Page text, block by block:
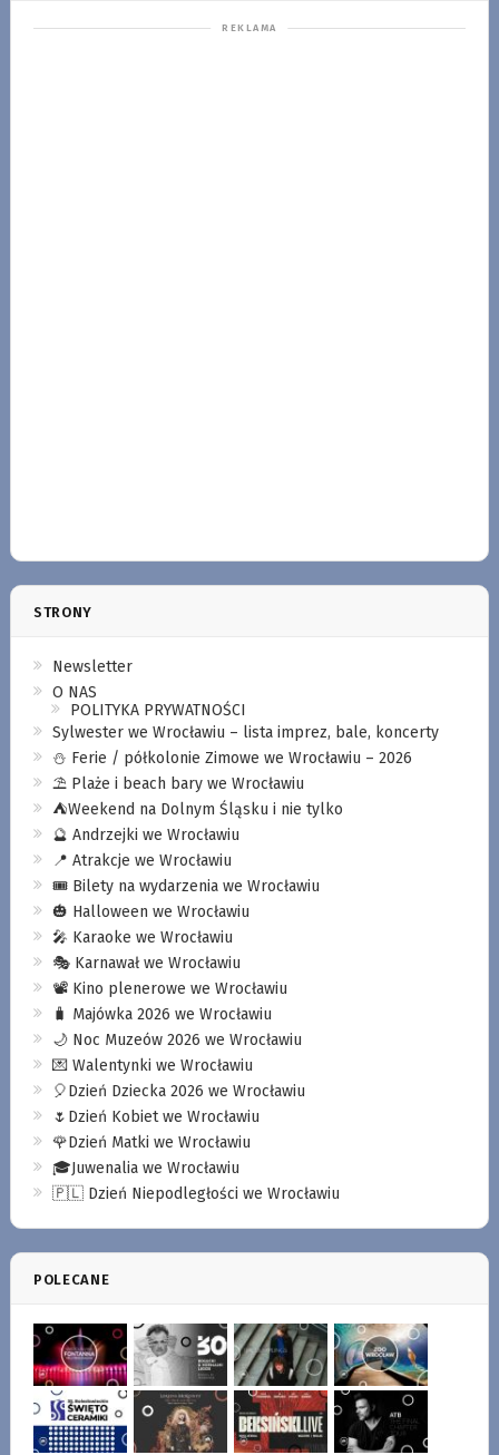
STRONY
Newsletter
O NAS
POLITYKA PRYWATNOŚCI
Sylwester we Wrocławiu – lista imprez, bale, koncerty
⛄️ Ferie / półkolonie Zimowe we Wrocławiu – 2026
⛱️ Plaże i beach bary we Wrocławiu
⛺️Weekend na Dolnym Śląsku i nie tylko
🔮 Andrzejki we Wrocławiu
📍 Atrakcje we Wrocławiu
🎟️ Bilety na wydarzenia we Wrocławiu
🎃 Halloween we Wrocławiu
🎤 Karaoke we Wrocławiu
🎭 Karnawał we Wrocławiu
📽️ Kino plenerowe we Wrocławiu
🧳 Majówka 2026 we Wrocławiu
🌙 Noc Muzeów 2026 we Wrocławiu
💌 Walentynki we Wrocławiu
🎈Dzień Dziecka 2026 we Wrocławiu
🌷Dzień Kobiet we Wrocławiu
🌹Dzień Matki we Wrocławiu
🎓Juwenalia we Wrocławiu
🇵🇱 Dzień Niepodległości we Wrocławiu
POLECANE